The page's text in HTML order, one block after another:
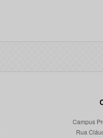
Campus
Rua